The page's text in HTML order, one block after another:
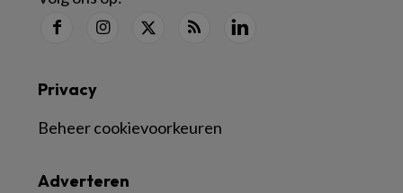
Adverteren
Privacy
Beheer cookievoorkeuren